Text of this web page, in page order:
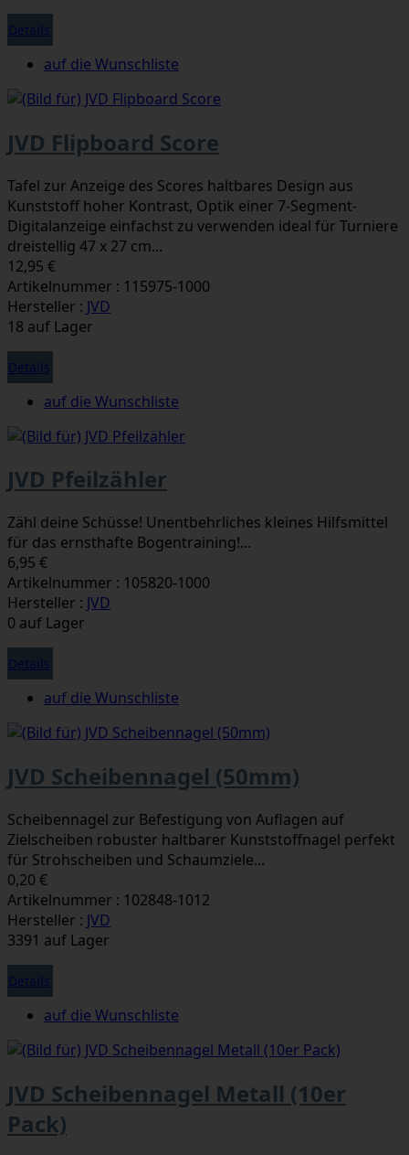
Details
auf die Wunschliste
JVD Flipboard Score
Tafel zur Anzeige des Scores haltbares Design aus
Kunststoff hoher Kontrast, Optik einer 7-Segment-
Digitalanzeige einfachst zu verwenden ideal für Turniere
dreistellig 47 x 27 cm...
12,95 €
Artikelnummer : 115975-1000
Hersteller : JVD
18 auf Lager
Details
auf die Wunschliste
JVD Pfeilzähler
Zähl deine Schüsse! Unentbehrliches kleines Hilfsmittel
für das ernsthafte Bogentraining!...
6,95 €
Artikelnummer : 105820-1000
Hersteller : JVD
0 auf Lager
Details
auf die Wunschliste
JVD Scheibennagel (50mm)
Scheibennagel zur Befestigung von Auflagen auf
Zielscheiben robuster haltbarer Kunststoffnagel perfekt
für Strohscheiben und Schaumziele...
0,20 €
Artikelnummer : 102848-1012
Hersteller : JVD
3391 auf Lager
Details
auf die Wunschliste
JVD Scheibennagel Metall (10er
Pack)